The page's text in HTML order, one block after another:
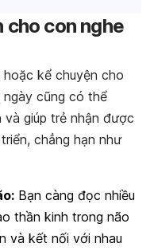
cho con nghe
kể chuyện cho
ngày cũng có thể
giúp trẻ nhận được
chẳng hạn như
Bạn càng đọc nhiều
thần kinh trong não
và kết nối với nhau